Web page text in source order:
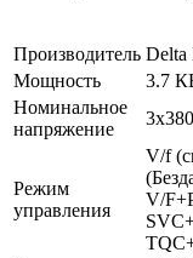
Производитель Delta
Мощность
3.7
Номинальное
напряжение
Режим
управления
V/f
V/